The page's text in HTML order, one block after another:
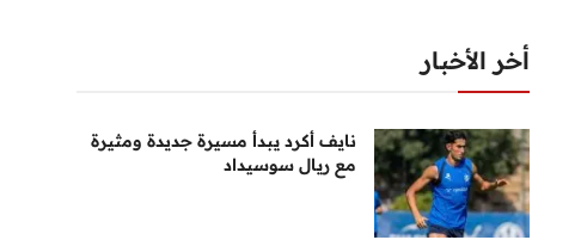
أخر الأخبار
نايف أكرد يبدأ مسيرة جديدة ومثيرة
مع ريال سوسيداد